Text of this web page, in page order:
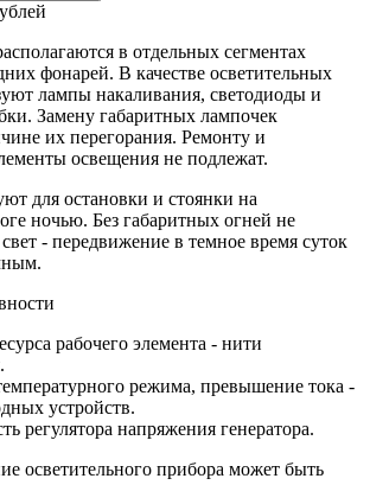
в отдельных сегментах
фонарей. В качестве осветительных
лампы накаливания, светодиоды и
Замену габаритных лампочек
их перегорания. Ремонту и
освещения не подлежат.
для остановки и стоянки на
ночью. Без габаритных огней не
- передвижение в темное время суток
рабочего элемента - нити
режима, превышение тока -
устройств.
регулятора напряжения генератора.
осветительного прибора может быть